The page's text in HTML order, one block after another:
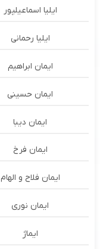
ایلیا اسماعیلپور
ایلیا رحمانی
ایمان ابراهیم
ایمان حسینی
ایمان دیبا
ایمان فرخ
ایمان فلاح و الهام
ایمان نوری
ایماژ